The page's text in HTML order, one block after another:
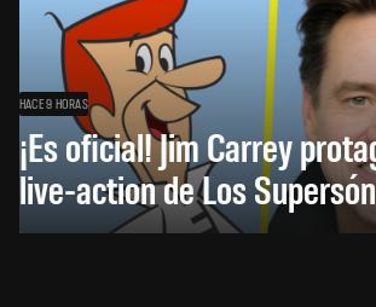
HACE 9 HORAS
¡Es oficial! Jim Carrey
live-action de Los